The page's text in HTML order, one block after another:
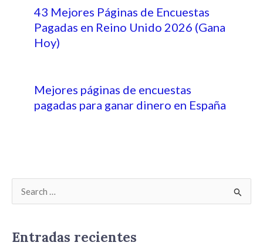
43 Mejores Páginas de Encuestas
Pagadas en Reino Unido 2026 (Gana
Hoy)
Mejores páginas de encuestas
pagadas para ganar dinero en España
Entradas recientes